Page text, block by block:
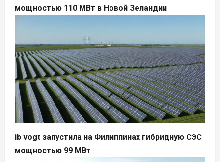
мощностью 110 МВт в Новой Зеландии
ib vogt запустила на Филиппинах гибридную СЭС
мощностью 99 МВт